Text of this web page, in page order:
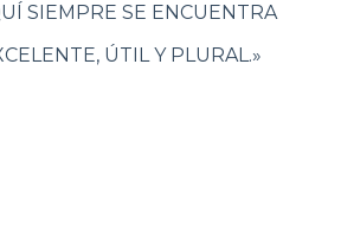
SIEMPRE SE ENCUENTRA
ÚTIL Y PLURAL.»